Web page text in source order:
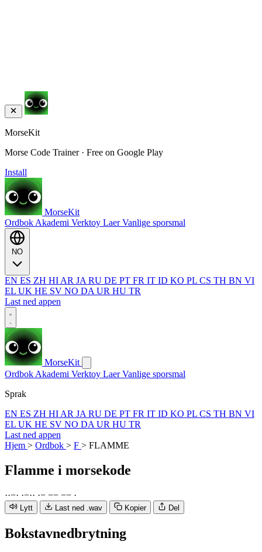
MorseKit
Morse Code Trainer · Free on Google Play
Install
MorseKit
Ordbok Akademi Verktoy LaerVanlige sporsmal
EN ES ZH HI AR JA RU DE PT FR IT ID KO PL CS TH BN VI
EL UK HE SV NO DA UR HU TR
Last ned appen
MorseKit
Ordbok Akademi Verktoy LaerVanlige sporsmal
Sprak
EN ES ZH HI AR JA RU DE PT FR IT ID KO PL CS TH BN VI
EL UK HE SV NO DA UR HU TR
Last ned appen
Hjem > Ordbok > F > FLAMME
Flamme i morsekode
··−· ·−·· ·− −− −− ·
Lytt Last ned .wav Kopier Del
Bokstavnedbrytning